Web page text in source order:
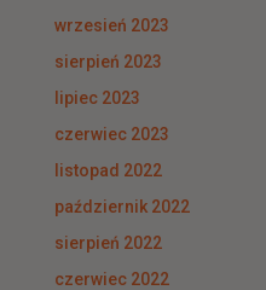
wrzesień 2023
sierpień 2023
lipiec 2023
czerwiec 2023
listopad 2022
październik 2022
sierpień 2022
czerwiec 2022